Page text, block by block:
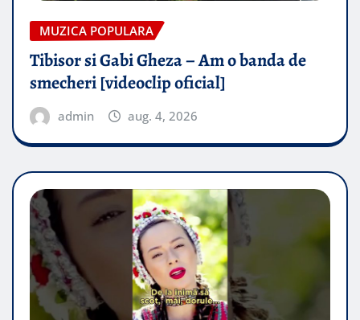
MUZICA POPULARA
Tibisor si Gabi Gheza – Am o banda de
smecheri [videoclip oficial]
admin aug. 4, 2026